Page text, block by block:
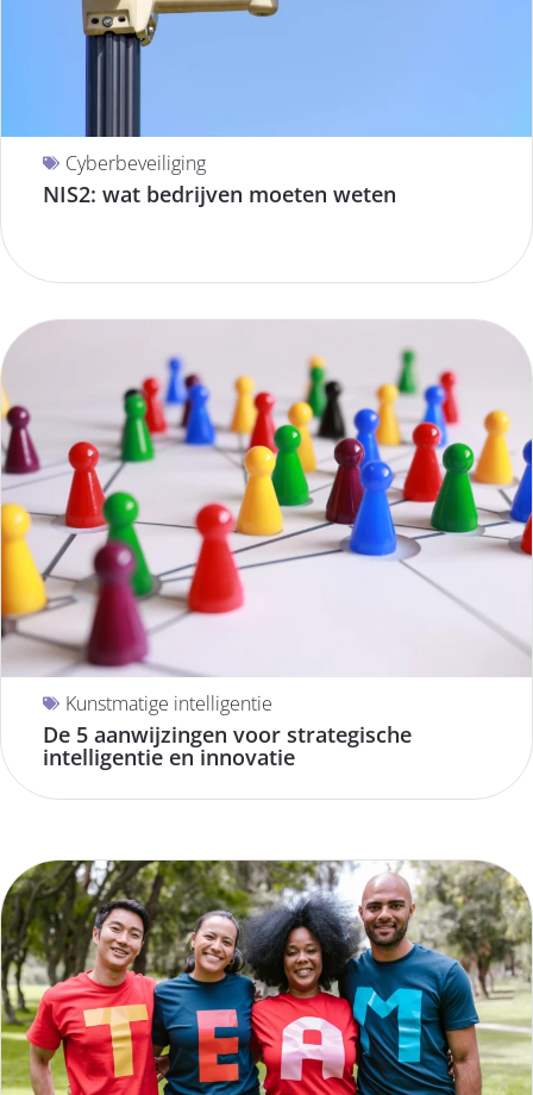
Cyberbeveiliging
NIS2: wat bedrijven moeten weten
Kunstmatige intelligentie
De 5 aanwijzingen voor strategische
intelligentie en innovatie